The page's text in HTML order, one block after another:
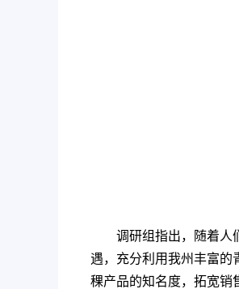
调研组指出，随着人
遇，充分利用我州丰富的
稞产品的知名度，拓宽销